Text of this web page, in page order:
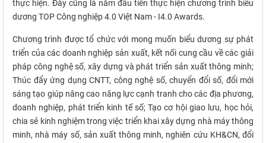
thực hiện. Đây cũng là năm đầu tiên thực hiện chương trình biểu
dương TOP Công nghiệp 4.0 Việt Nam - I4.0 Awards.
Chương trình được tổ chức với mong muốn biểu dương sự phát
triển của các doanh nghiệp sản xuất, kết nối cung cầu về các giải
pháp công nghệ số, xây dựng và phát triển sản xuất thông minh;
Thúc đẩy ứng dụng CNTT, công nghệ số, chuyển đổi số, đổi mới
sáng tạo giúp nâng cao năng lực cạnh tranh cho các địa phương,
doanh nghiệp, phát triển kinh tế số; Tạo cơ hội giao lưu, học hỏi,
chia sẻ kinh nghiệm trong việc triển khai xây dựng nhà máy thông
minh, nhà máy số, sản xuất thông minh, nghiên cứu KH&CN, đổi